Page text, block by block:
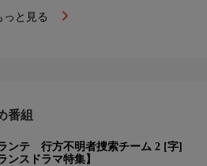
っと見る
番組
ンテ 行方不明者捜索チーム 2 [字]
ンスドラマ特集】